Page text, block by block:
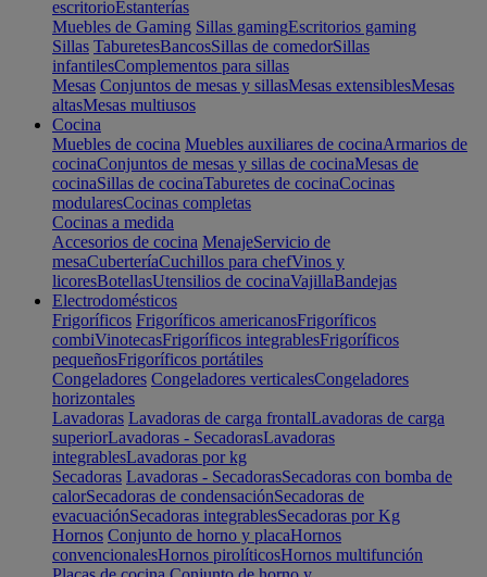
escritorioEstanterías
Muebles de Gaming Sillas gamingEscritorios gaming
Sillas TaburetesBancosSillas de comedorSillas
infantilesComplementos para sillas
Mesas Conjuntos de mesas y sillasMesas extensiblesMesas
altasMesas multiusos
Cocina
Muebles de cocina Muebles auxiliares de cocinaArmarios de
cocinaConjuntos de mesas y sillas de cocinaMesas de
cocinaSillas de cocinaTaburetes de cocinaCocinas
modularesCocinas completas
Cocinas a medida
Accesorios de cocina MenajeServicio de
mesaCuberteríaCuchillos para chefVinos y
licoresBotellasUtensilios de cocinaVajillaBandejas
Electrodomésticos
Frigoríficos Frigoríficos americanosFrigoríficos
combiVinotecasFrigoríficos integrablesFrigoríficos
pequeñosFrigoríficos portátiles
Congeladores Congeladores verticalesCongeladores
horizontales
Lavadoras Lavadoras de carga frontalLavadoras de carga
superiorLavadoras - SecadorasLavadoras
integrablesLavadoras por kg
Secadoras Lavadoras - SecadorasSecadoras con bomba de
calorSecadoras de condensaciónSecadoras de
evacuaciónSecadoras integrablesSecadoras por Kg
Hornos Conjunto de horno y placaHornos
convencionalesHornos pirolíticosHornos multifunción